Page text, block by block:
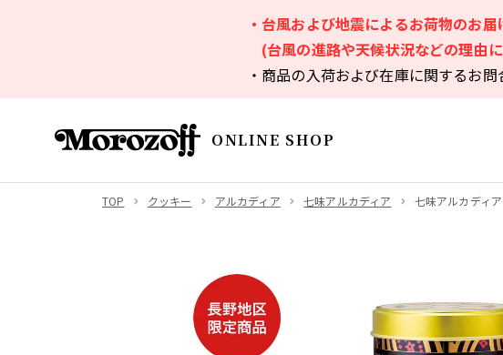
・台風および地震によるお荷物のお届
(台風の進路や天候状況などの理由
・商品の入荷および在庫に関するお
ONLINE SHOP
TOP クッキー アルカディア 七味アルカディア 七味アルカディ